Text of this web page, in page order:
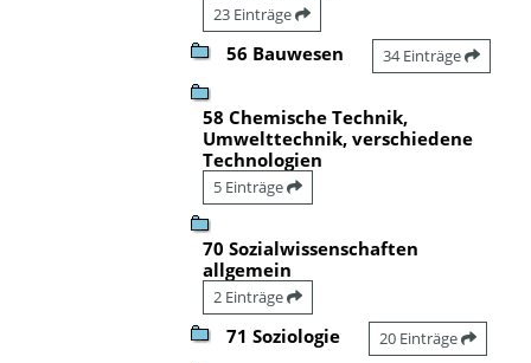
23 Einträge
56 Bauwesen 34 Einträge
58 Chemische Technik,
Umwelttechnik, verschiedene
Technologien
5 Einträge
70 Sozialwissenschaften
allgemein
2 Einträge
71 Soziologie 20 Einträge